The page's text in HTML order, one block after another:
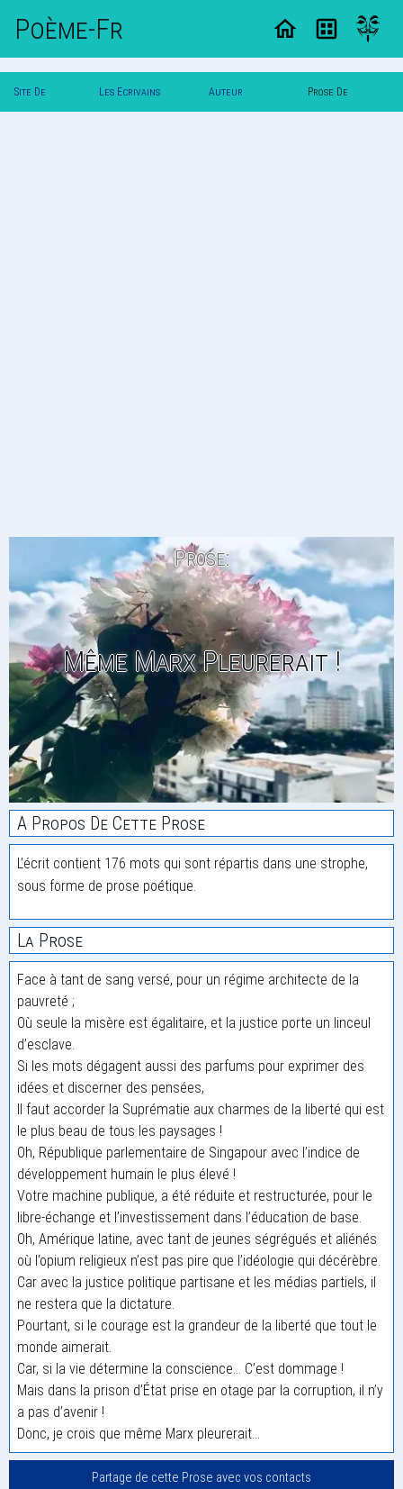
Poème-Fr
Site De Les Ecrivains Auteur Prose De
Prose:
Même Marx Pleurerait !
A Propos De Cette Prose
L’écrit contient 176 mots qui sont répartis dans une strophe,
sous forme de prose poétique.
La Prose
Face à tant de sang versé, pour un régime architecte de la
pauvreté ;
Où seule la misère est égalitaire, et la justice porte un linceul
d’esclave.
Si les mots dégagent aussi des parfums pour exprimer des
idées et discerner des pensées,
Il faut accorder la Suprématie aux charmes de la liberté qui est
le plus beau de tous les paysages !
Oh, République parlementaire de Singapour avec l’indice de
développement humain le plus élevé !
Votre machine publique, a été réduite et restructurée, pour le
libre-échange et l’investissement dans l’éducation de base.
Oh, Amérique latine, avec tant de jeunes ségrégués et aliénés
où l’opium religieux n’est pas pire que l’idéologie qui décérèbre.
Car avec la justice politique partisane et les médias partiels, il
ne restera que la dictature.
Pourtant, si le courage est la grandeur de la liberté que tout le
monde aimerait.
Car, si la vie détermine la conscience… C’est dommage !
Mais dans la prison d’État prise en otage par la corruption, il n’y
a pas d’avenir !
Donc, je crois que même Marx pleurerait…
Partage de cette Prose avec vos contacts